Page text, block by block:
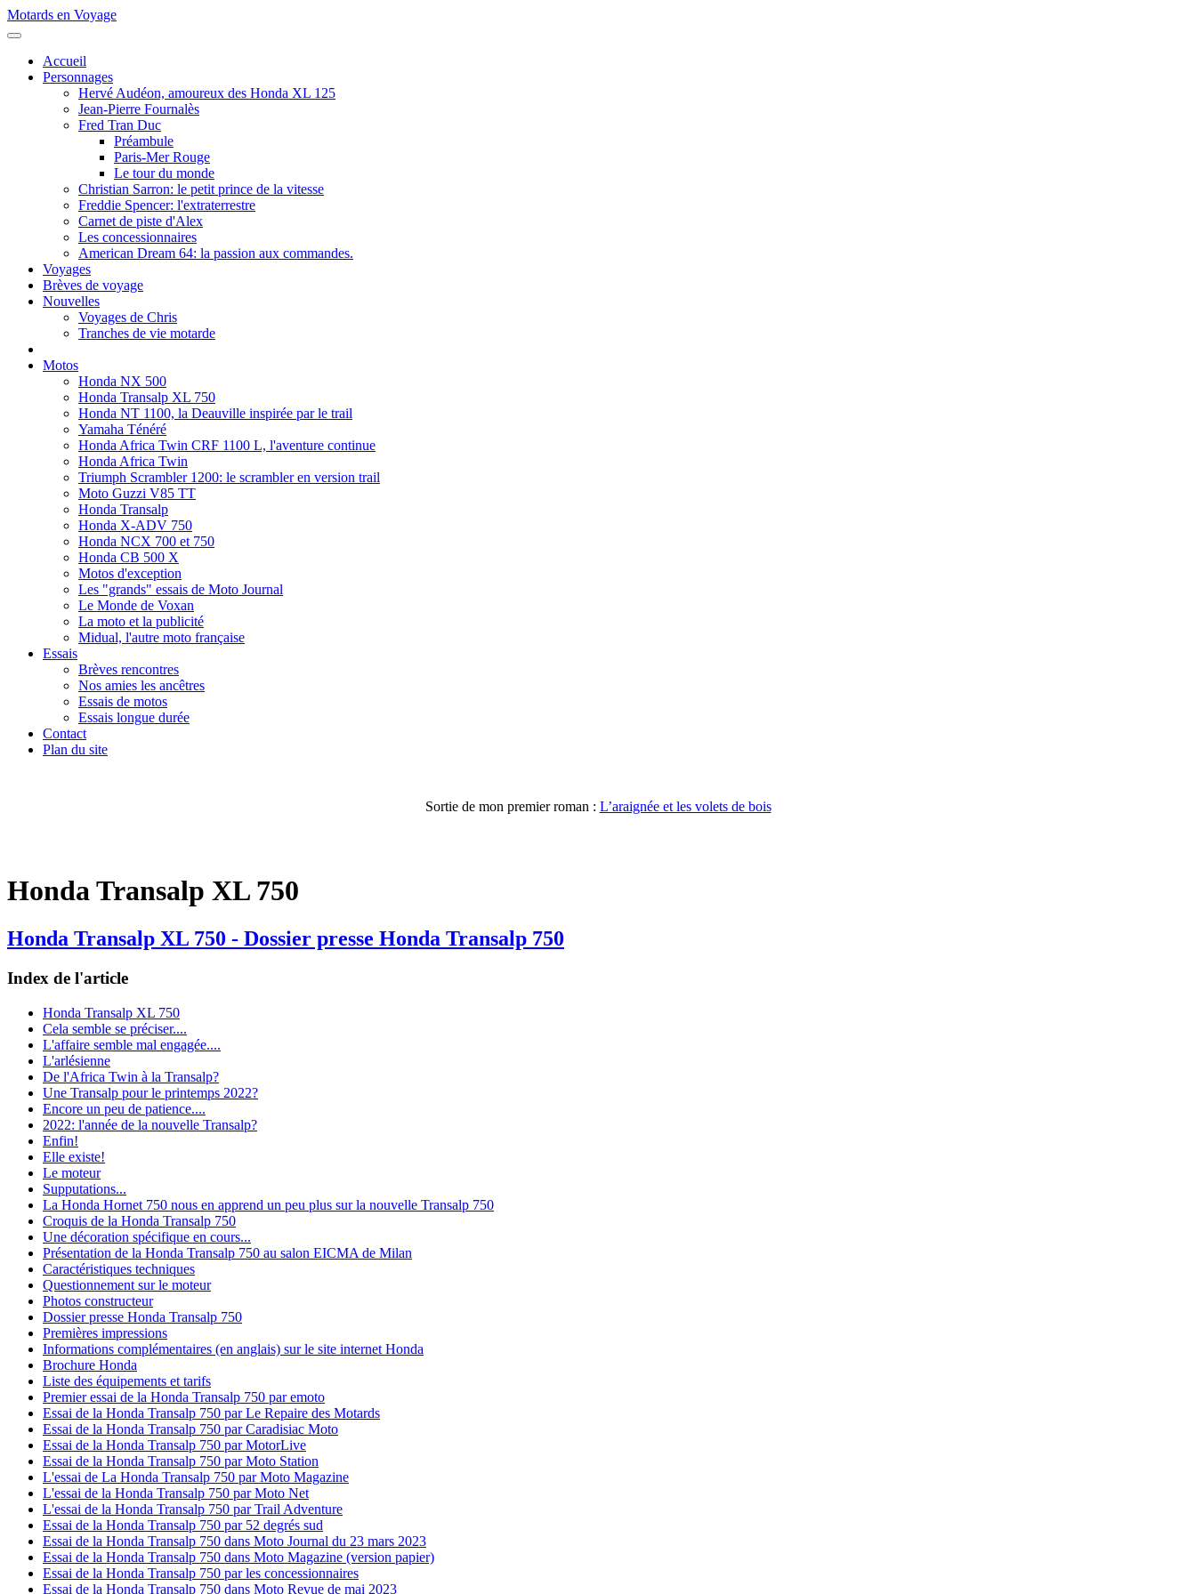
Motards en Voyage
Accueil
Personnages
Hervé Audéon, amoureux des Honda XL 125
Jean-Pierre Fournalès
Fred Tran Duc
Préambule
Paris-Mer Rouge
Le tour du monde
Christian Sarron: le petit prince de la vitesse
Freddie Spencer: l'extraterrestre
Carnet de piste d'Alex
Les concessionnaires
American Dream 64: la passion aux commandes.
Voyages
Brèves de voyage
Nouvelles
Voyages de Chris
Tranches de vie motarde
Motos
Honda NX 500
Honda Transalp XL 750
Honda NT 1100, la Deauville inspirée par le trail
Yamaha Ténéré
Honda Africa Twin CRF 1100 L, l'aventure continue
Honda Africa Twin
Triumph Scrambler 1200: le scrambler en version trail
Moto Guzzi V85 TT
Honda Transalp
Honda X-ADV 750
Honda NCX 700 et 750
Honda CB 500 X
Motos d'exception
Les "grands" essais de Moto Journal
Le Monde de Voxan
La moto et la publicité
Midual, l'autre moto française
Essais
Brèves rencontres
Nos amies les ancêtres
Essais de motos
Essais longue durée
Contact
Plan du site
Sortie de mon premier roman : L’araignée et les volets de bois
Honda Transalp XL 750
Honda Transalp XL 750 - Dossier presse Honda Transalp 750
Index de l'article
Honda Transalp XL 750
Cela semble se préciser....
L'affaire semble mal engagée....
L'arlésienne
De l'Africa Twin à la Transalp?
Une Transalp pour le printemps 2022?
Encore un peu de patience....
2022: l'année de la nouvelle Transalp?
Enfin!
Elle existe!
Le moteur
Supputations...
La Honda Hornet 750 nous en apprend un peu plus sur la nouvelle Transalp 750
Croquis de la Honda Transalp 750
Une décoration spécifique en cours...
Présentation de la Honda Transalp 750 au salon EICMA de Milan
Caractéristiques techniques
Questionnement sur le moteur
Photos constructeur
Dossier presse Honda Transalp 750
Premières impressions
Informations complémentaires (en anglais) sur le site internet Honda
Brochure Honda
Liste des équipements et tarifs
Premier essai de la Honda Transalp 750 par emoto
Essai de la Honda Transalp 750 par Le Repaire des Motards
Essai de la Honda Transalp 750 par Caradisiac Moto
Essai de la Honda Transalp 750 par MotorLive
Essai de la Honda Transalp 750 par Moto Station
L'essai de La Honda Transalp 750 par Moto Magazine
L'essai de la Honda Transalp 750 par Moto Net
L'essai de la Honda Transalp 750 par Trail Adventure
Essai de la Honda Transalp 750 par 52 degrés sud
Essai de la Honda Transalp 750 dans Moto Journal du 23 mars 2023
Essai de la Honda Transalp 750 dans Moto Magazine (version papier)
Essai de la Honda Transalp 750 par les concessionnaires
Essai de la Honda Transalp 750 dans Moto Revue de mai 2023